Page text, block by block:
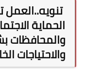
الحماية
والمحافظات
والاحتياجات